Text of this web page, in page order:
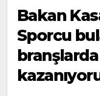
Bakan
Sporcu